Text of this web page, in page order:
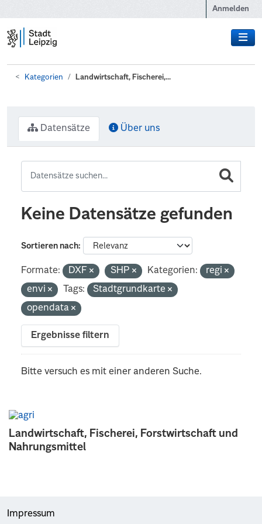
Anmelden
Kategorien Landwirtschaft, Fischerei,...
Landwirtschaft, Fischerei, Forstwirtschaft und
Nahrungsmittel
Datensätze Über uns
Keine Datensätze gefunden
Sortieren nach
Formate: DXF SHP Kategorien:
regi
envi
Tags:
Stadtgrundkarte
opendata
Ergebnisse filtern
Bitte versuch es mit einer anderen Suche.
Impressum